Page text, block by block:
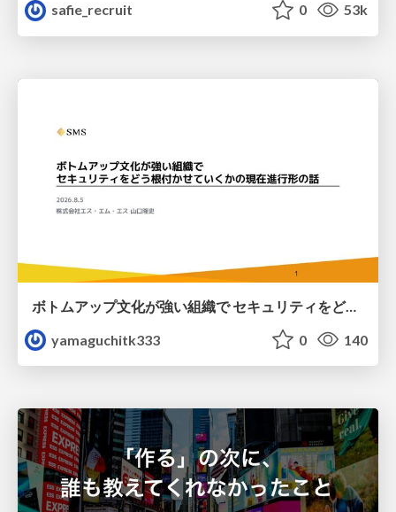
safie_recruit
0 53k
ボトムアップ文化が強い組織で セキュリティをどう根付かせていくかの現在進行形の話 / Making Security Stick in a Bottom-Up Organization
yamaguchitk333
0 140